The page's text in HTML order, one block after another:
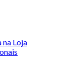
na Loja